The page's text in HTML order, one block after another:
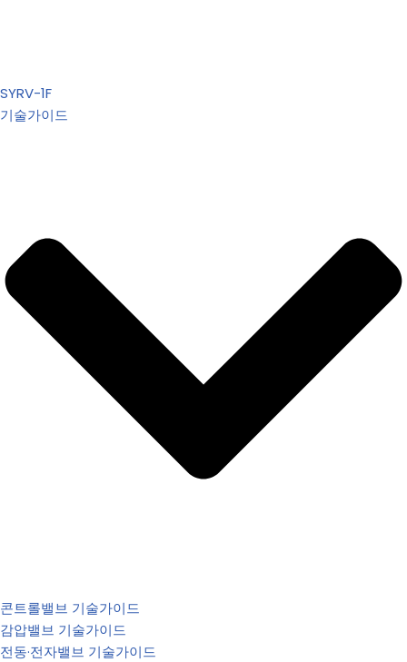
SYRV-1F
기술가이드
콘트롤밸브 기술가이드
감압밸브 기술가이드
전동·전자밸브 기술가이드